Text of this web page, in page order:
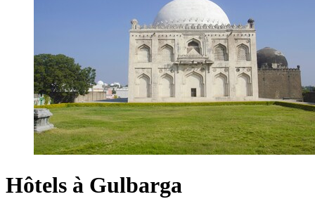
Hôtels à Gulbarga